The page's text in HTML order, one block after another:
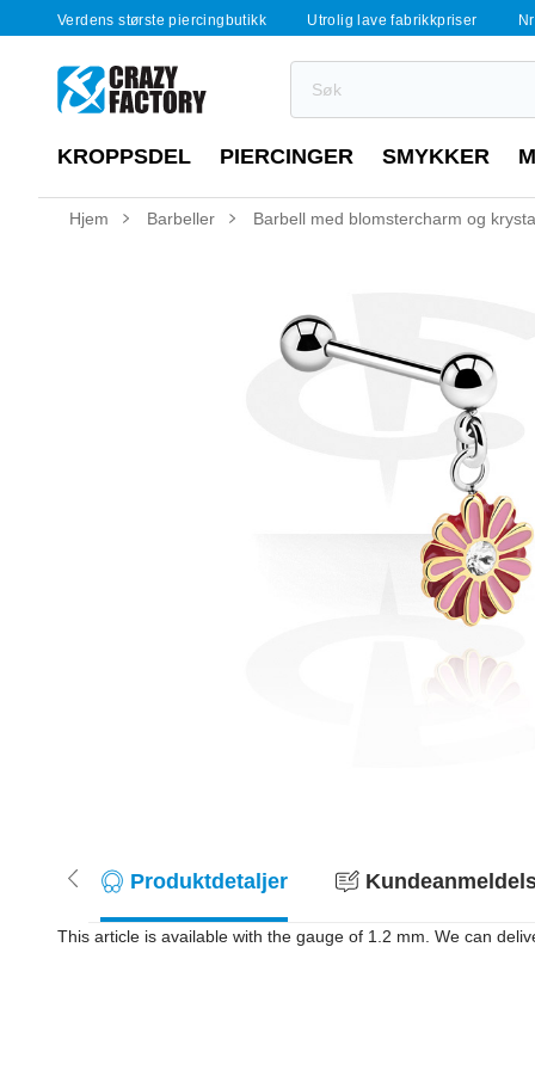
Verdens største piercingbutikk Utrolig lave fabrikkpriser
KROPPSDEL PIERCINGER SMYKKER
Hjem Barbeller Barbell med blomstercharm og
Produktdetaljer
This article is available with the gauge of 1.2 mm. We can